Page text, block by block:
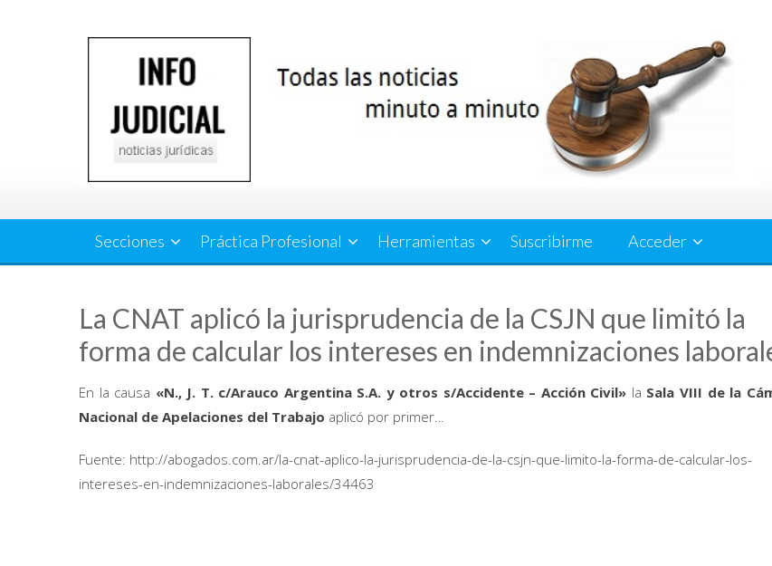
Secciones Práctica Profesional Herramientas Suscribirme Acceder
La CNAT aplicó la jurisprudencia de la CSJN que limitó la
forma de calcular los intereses en indemnizaciones
En la causa «N., J. T. c/Arauco Argentina S.A. y otros s/Accidente – Acción Civil» la Sala VIII de la
Nacional de Apelaciones del Trabajo aplicó por primer…
Fuente: http://abogados.com.ar/la-cnat-aplico-la-jurisprudencia-de-la-csjn-que-limito-la-forma-de-calcular-los-
intereses-en-indemnizaciones-laborales/34463